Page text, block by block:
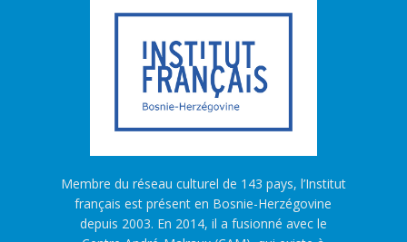
Membre du réseau culturel de 143 pays, l’Institut
français est présent en Bosnie-Herzégovine
depuis 2003. En 2014, il a fusionné avec le